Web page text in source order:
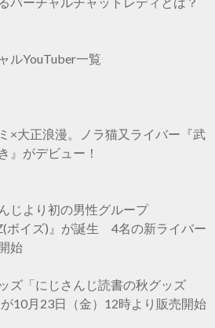
ルYouTuber一覧
×大正浪漫。ノラ猫又ライバー『武
』がデビュー！
じより初の男性グループ
ボイズ)』が誕生 4名の新ライバー
始
ズ「にじさんじ読書の秋グッズ
10月23日（金）12時より販売開始